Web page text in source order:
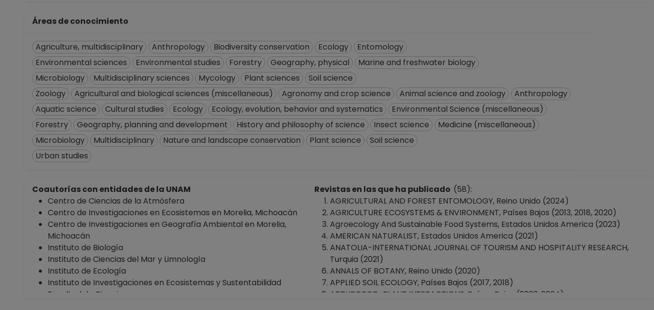
Áreas de conocimiento
Agriculture, multidisciplinary Anthropology Biodiversity conservation Ecology
Entomology
Environmental sciences
Environmental studies Forestry Geography, physical
Marine and freshwater biology
Microbiology
Multidisciplinary sciences Mycology Plant sciences
Soil science
Zoology
Agricultural and biological sciences (miscellaneous) Agronomy and crop science Animal science and zoology
Anthropology
Aquatic science
Cultural studies Ecology Ecology, evolution, behavior and systematics
Environmental Science (miscellaneous)
Forestry
Geography, planning and development History and philosophy of science Insect science
Medicine (miscellaneous)
Microbiology
Multidisciplinary Nature and landscape conservation Plant science
Soil science
Urban studies
Coautorías con entidades de la UNAM
Centro de Ciencias de la Atmósfera
Centro de Investigaciones en Ecosistemas en Morelia, Michoacán
Centro de Investigaciones en Geografía Ambiental en Morelia,
Michoacán
Instituto de Biología
Instituto de Ciencias del Mar y Limnología
Instituto de Ecología
Instituto de Investigaciones en Ecosistemas y Sustentabilidad
Facultad de Ciencias
Revistas en las que ha publicado (58):
AGRICULTURAL AND FOREST ENTOMOLOGY, Reino Unido (2024)
AGRICULTURE ECOSYSTEMS & ENVIRONMENT, Países Bajos (2013, 2018, 2020)
Agroecology And Sustainable Food Systems, Estados Unidos America (2023)
AMERICAN NATURALIST, Estados Unidos America (2021)
ANATOLIA-INTERNATIONAL JOURNAL OF TOURISM AND HOSPITALITY RESEARCH,
Turquia (2021)
ANNALS OF BOTANY, Reino Unido (2020)
APPLIED SOIL ECOLOGY, Países Bajos (2017, 2018)
ARTHROPOD-PLANT INTERACTIONS, Países Bajos (2023, 2024)